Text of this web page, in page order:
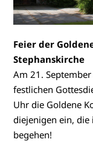
Feier der
Stephanskirche
Am 21.
festlichen
Uhr die Goldene
diejenigen ein,
begehen!